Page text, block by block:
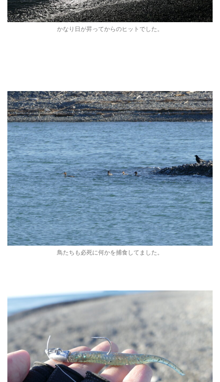
かなり日が昇ってからのヒットでした。
鳥たちも必死に何かを捕食してました。